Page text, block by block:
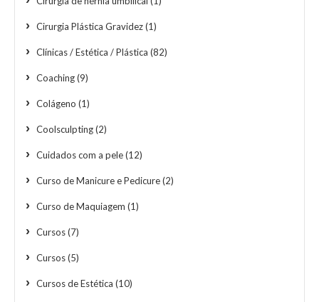
Cirurgia Plástica Gravidez(1)
Clínicas / Estética / Plástica (82)
Coaching(9)
Colágeno (1)
Coolsculpting(2)
Cuidados com a pele(12)
Curso de Manicure e Pedicure(2)
Curso de Maquiagem (1)
Cursos(7)
Cursos(5)
Cursos de Estética (10)